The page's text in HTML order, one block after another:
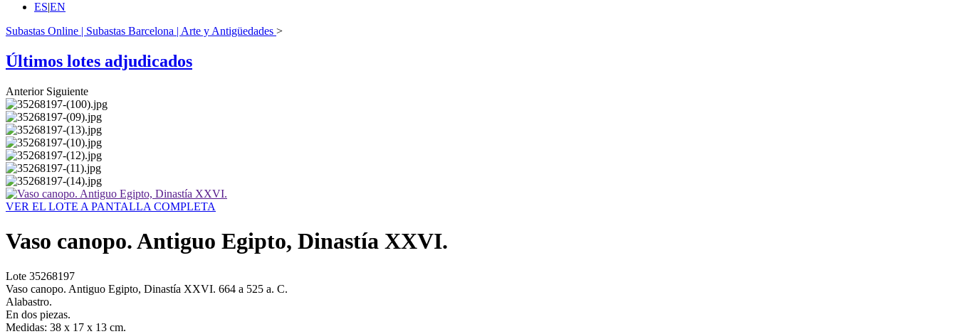
ES|EN
Subastas Online | Subastas Barcelona | Arte y Antigüedades >
Últimos lotes adjudicados
Anterior Siguiente
VER EL LOTE A PANTALLA COMPLETA
Vaso canopo. Antiguo Egipto, Dinastía XXVI.
Lote 35268197
Vaso canopo. Antiguo Egipto, Dinastía XXVI. 664 a 525 a. C.
Alabastro.
En dos piezas.
Medidas: 38 x 17 x 13 cm.